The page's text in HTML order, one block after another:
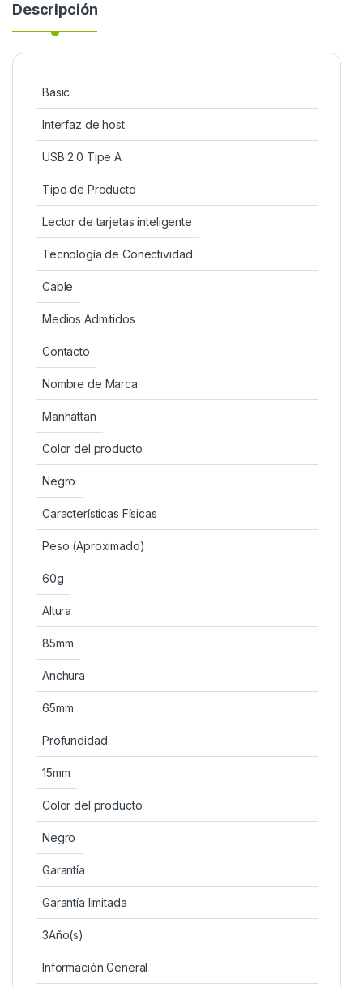
Descripción
Basic
Interfaz de host
USB 2.0 Tipe A
Tipo de Producto
Lector de tarjetas inteligente
Tecnología de Conectividad
Cable
Medios Admitidos
Contacto
Nombre de Marca
Manhattan
Color del producto
Negro
Características Físicas
Peso (Aproximado)
60g
Altura
85mm
Anchura
65mm
Profundidad
15mm
Color del producto
Negro
Garantía
Garantía limitada
3Año(s)
Información General